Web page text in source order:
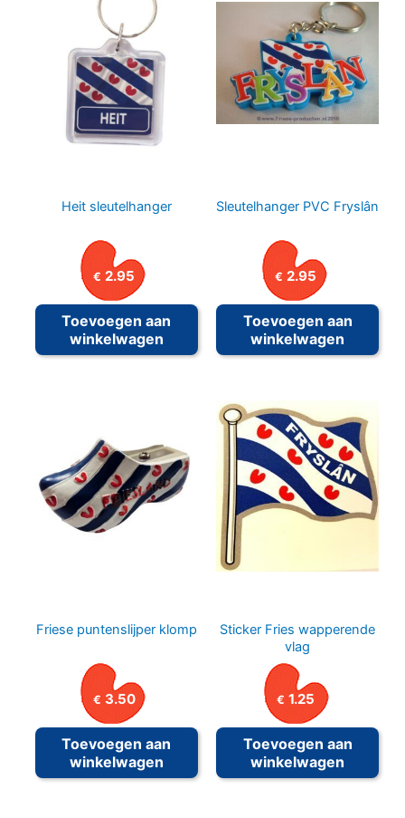
Heit sleutelhanger
€ 2.95
Toevoegen aan
winkelwagen
Sleutelhanger PVC Fryslân
€ 2.95
Toevoegen aan
winkelwagen
Friese puntenslijper klomp
€ 3.50
Toevoegen aan
winkelwagen
Sticker Fries wapperende
vlag
€ 1.25
Toevoegen aan
winkelwagen